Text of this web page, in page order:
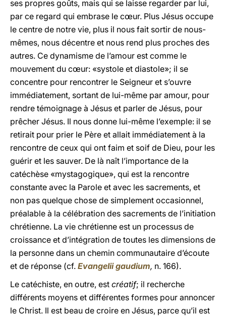
ses propres goûts, mais qui se laisse regarder par lui,
par ce regard qui embrase le cœur. Plus Jésus occupe
le centre de notre vie, plus il nous fait sortir de nous-
mêmes, nous décentre et nous rend plus proches des
autres. Ce dynamisme de l’amour est comme le
mouvement du cœur: «systole et diastole»; il se
concentre pour rencontrer le Seigneur et s’ouvre
immédiatement, sortant de lui-même par amour, pour
rendre témoignage à Jésus et parler de Jésus, pour
prêcher Jésus. Il nous donne lui-même l’exemple: il se
retirait pour prier le Père et allait immédiatement à la
rencontre de ceux qui ont faim et soif de Dieu, pour les
guérir et les sauver. De là naît l’importance de la
catéchèse «mystagogique», qui est la rencontre
constante avec la Parole et avec les sacrements, et
non pas quelque chose de simplement occasionnel,
préalable à la célébration des sacrements de l’initiation
chrétienne. La vie chrétienne est un processus de
croissance et d’intégration de toutes les dimensions de
la personne dans un chemin communautaire d’écoute
et de réponse (cf. Evangelii gaudium, n. 166).
Le catéchiste, en outre, est créatif; il recherche
différents moyens et différentes formes pour annoncer
le Christ. Il est beau de croire en Jésus, parce qu’il est